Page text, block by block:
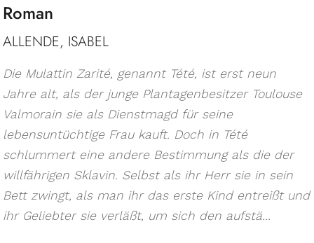
Roman
ALLENDE, ISABEL
Die Mulattin Zarité, genannt Tété, ist erst neun
Jahre alt, als der junge Plantagenbesitzer Toulouse
Valmorain sie als Dienstmagd für seine
lebensuntüchtige Frau kauft. Doch in Tété
schlummert eine andere Bestimmung als die der
willfährigen Sklavin. Selbst als ihr Herr sie in sein
Bett zwingt, als man ihr das erste Kind entreißt und
ihr Geliebter sie verläßt, um sich den aufstä...